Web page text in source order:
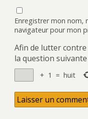
Enregistrer mon nom,
navigateur pour mon
Afin de lutter
la question suivante
+ 1 = huit